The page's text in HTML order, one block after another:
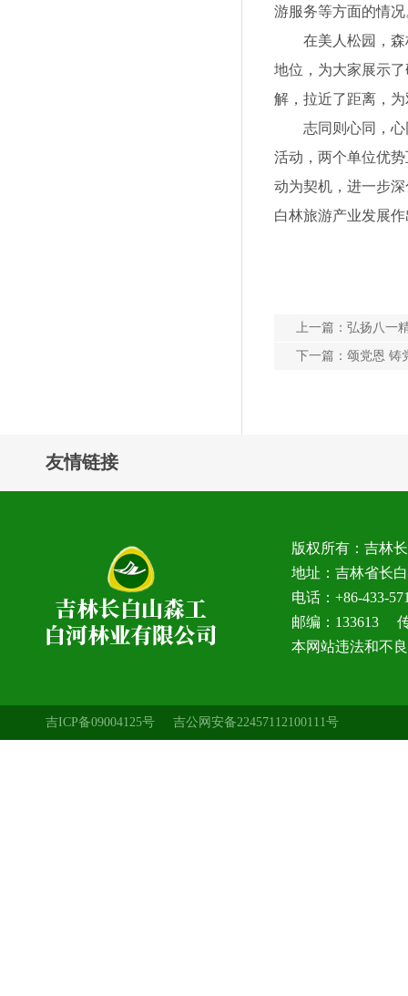
游服务等方面的情
在美人松园，森林
地位，为大家展示
解，拉近了距离，
志同则心同，心同
活动，两个单位优
动为契机，进一步
白林旅游产业发展
上一篇： 弘扬八一
下一篇： 颂党恩 铸
友情链接
版权所有：吉林
地址：吉林省长
电话：+86-433-
邮编：133613 传
本网站违法和不
吉ICP备09004125号 吉公网安备22457112100111号